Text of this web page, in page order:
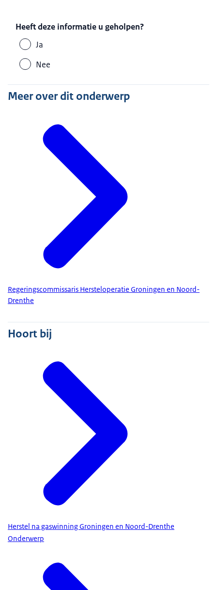
Heeft deze informatie u geholpen?
Ja
Nee
Meer over dit onderwerp
Regeringscommissaris Hersteloperatie Groningen en Noord-
Drenthe
Hoort bij
Herstel na gaswinning Groningen en Noord-Drenthe
Onderwerp